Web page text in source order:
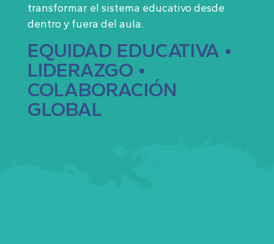
transformar el sistema educativo desde
dentro y fuera del aula.
EQUIDAD EDUCATIVA •
LIDERAZGO •
COLABORACIÓN
GLOBAL